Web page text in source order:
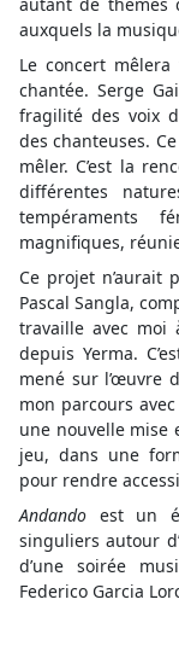
auxquels la
Le concert
chantée. Serge
fragilité des voix
des chanteuses.
mêler. C’est la
différentes
tempéraments
magnifiques,
Ce projet n’aurait
Pascal Sangla,
travaille avec moi
depuis Yerma.
mené sur l’œuvre
mon parcours
une nouvelle mise
jeu, dans une
pour rendre
Andando est un
singuliers autour
d’une soirée
Federico Garcia